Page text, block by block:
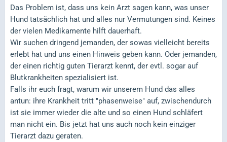
Das Problem ist, dass uns kein Arzt sagen kann, was unser
Hund tatsächlich hat und alles nur Vermutungen sind. Keines
der vielen Medikamente hilft dauerhaft.
Wir suchen dringend jemanden, der sowas vielleicht bereits
erlebt hat und uns einen Hinweis geben kann. Oder jemanden,
der einen richtig guten Tierarzt kennt, der evtl. sogar auf
Blutkrankheiten spezialisiert ist.
Falls ihr euch fragt, warum wir unserem Hund das alles
antun: ihre Krankheit tritt "phasenweise" auf, zwischendurch
ist sie immer wieder die alte und so einen Hund schläfert
man nicht ein. Bis jetzt hat uns auch noch kein einziger
Tierarzt dazu geraten.